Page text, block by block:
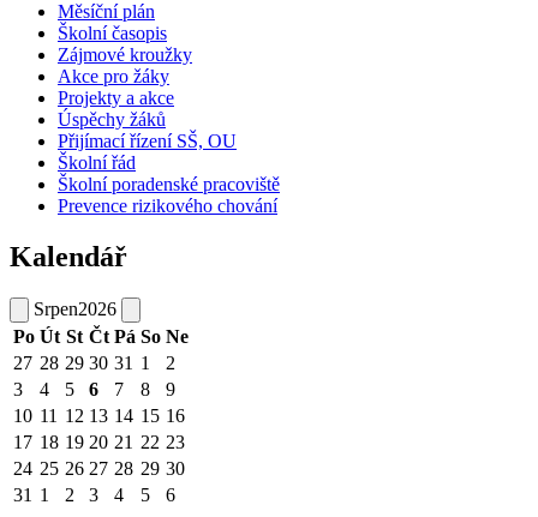
Měsíční plán
Školní časopis
Zájmové kroužky
Akce pro žáky
Projekty a akce
Úspěchy žáků
Přijímací řízení SŠ, OU
Školní řád
Školní poradenské pracoviště
Prevence rizikového chování
Kalendář
Srpen2026
Po Út St Čt Pá So Ne
27 28 29 30 31 1
2
3
4 5 6 7 8
9
10 11 12 13 14 15 16
17 18 19 20 21 22 23
24 25 26 27 28 29 30
31 1 2 3 4 5 6